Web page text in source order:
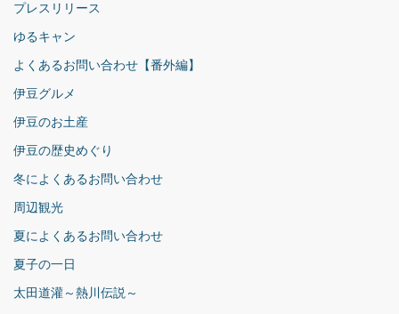
プレスリリース
ゆるキャン
よくあるお問い合わせ【番外編】
伊豆グルメ
伊豆のお土産
伊豆の歴史めぐり
冬によくあるお問い合わせ
周辺観光
夏によくあるお問い合わせ
夏子の一日
太田道灌～熱川伝説～